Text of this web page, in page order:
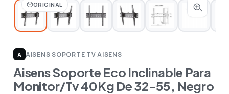
ORIGINAL
A AISENS|SOPORTE TV AISENS
Aisens Soporte Eco Inclinable Para
Monitor/Tv 40Kg De 32-55, Negro